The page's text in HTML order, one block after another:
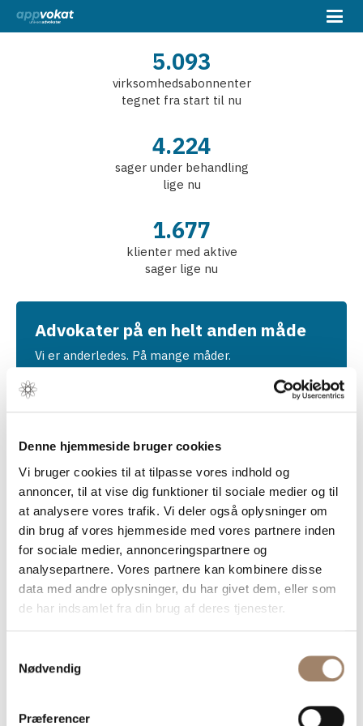
Denne hjemmeside bruger cookies
Vi bruger cookies til at tilpasse vores indhold og
annoncer, til at vise dig funktioner til sociale medier og til
at analysere vores trafik. Vi deler også oplysninger om
din brug af vores hjemmeside med vores partnere inden
for sociale medier, annonceringspartnere og
analysepartnere. Vores partnere kan kombinere disse
data med andre oplysninger, du har givet dem, eller som
de har indsamlet fra din brug af deres tjenester.
Nødvendig
Præferencer
5.093
virksomhedsabonnenter
tegnet fra start til nu
4.224
sager under behandling
lige nu
1.677
klienter med aktive
sager lige nu
Advokater på en helt anden måde
Vi er anderledes. På mange måder.
Vi tilbyder for eksempel en abonnementsløsning,
der for et beskedent årligt beløb giver jer en
masse muligheder. Dem kan du læse om på disse
Vi er der for jer i dagligdagen, så små udfordringer
ikke bliver til alvorlige problemer. Og vi er der også,
når der sker større ting.
Du kontakter os via linket til højre. Så får I får
hjælp til det problem, I måske har lige nu og her
- men I får samtidig så meget mere. Altsammen
for et beskedent beløb.
Så kontakter vi dig. Gratis og uforpligtende.